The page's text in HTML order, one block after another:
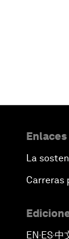
La
Carreras
EN ▪ ES▪中